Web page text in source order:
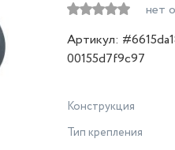
нет
Артикул:
00155d7f9c97
Конструкция
Тип крепления